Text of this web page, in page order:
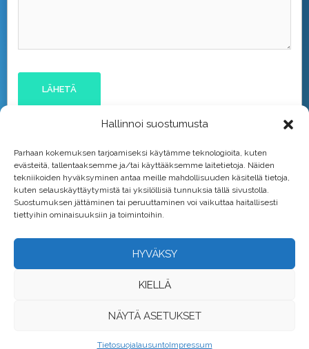
Hallinnoi suostumusta
Parhaan kokemuksen tarjoamiseksi käytämme teknologioita, kuten
evästeitä, tallentaaksemme ja/tai käyttääksemme laitetietoja. Näiden
tekniikoiden hyväksyminen antaa meille mahdollisuuden käsitellä tietoja,
kuten selauskäyttäytymistä tai yksilöllisiä tunnuksia tällä sivustolla.
Suostumuksen jättäminen tai peruuttaminen voi vaikuttaa haitallisesti
tiettyihin ominaisuuksiin ja toimintoihin.
HYVÄKSY
KIELLÄ
NÄYTÄ ASETUKSET
TietosuojalausuntoImpressum